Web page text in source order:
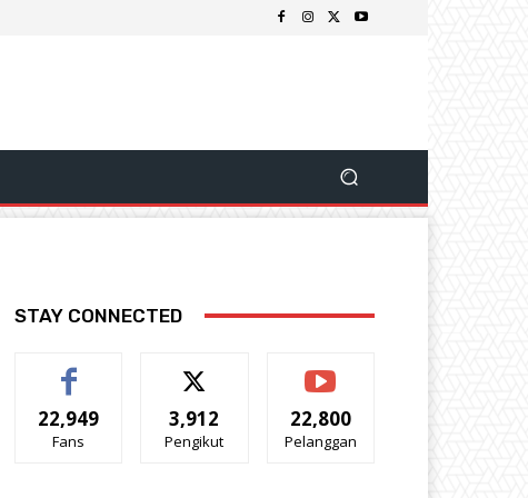
STAY CONNECTED
22,949
Fans
3,912
Pengikut
22,800
Pelanggan